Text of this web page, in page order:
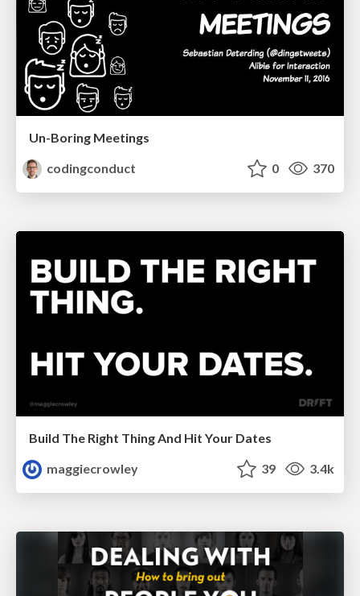
Un-Boring Meetings
codingconduct
0 370
Build The Right Thing And Hit Your Dates
maggiecrowley
39 3.4k